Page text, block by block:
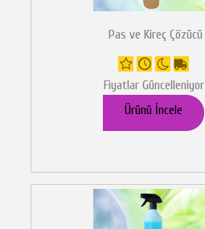
Pas ve Kireç Çözücü
Fiyatlar Güncelleniyor
Ürünü İncele